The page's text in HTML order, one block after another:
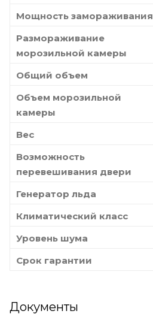
Мощность замораживания
Размораживание
морозильной камеры
Общий объем
Объем морозильной
камеры
Вес
Возможность
перевешивания двери
Генератор льда
Климатический класс
Уровень шума
Срок гарантии
Документы